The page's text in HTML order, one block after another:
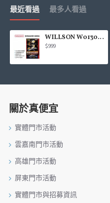
最近看過 最多人看過
WILLSON W01308 膜神晶瓷鑽石鍍膜組95ml
$999
關於真便宜
實體門市活動
雲嘉南門市活動
高雄門市活動
屏東門市活動
實體門市與招募資訊